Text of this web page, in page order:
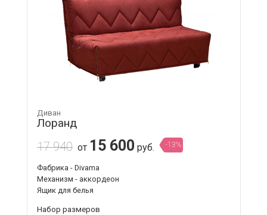
Диван
Лоранд
17 940 от 15 600 руб. -13%
Фабрика - Divama
Механизм - аккордеон
Ящик для белья
Набор размеров